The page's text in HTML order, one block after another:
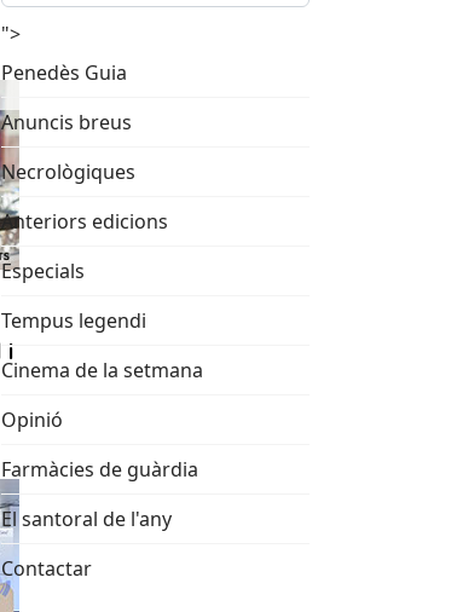
">
Penedès Guia
Anuncis breus
Necrològiques
Anteriors edicions
Especials
Tempus legendi
Cinema de la setmana
Opinió
Farmàcies de guàrdia
El santoral de l'any
Contactar